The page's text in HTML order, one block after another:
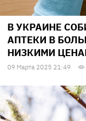
В УКРАИНЕ
АПТЕКИ В
НИЗКИМИ
09 Марта 2025 21:49